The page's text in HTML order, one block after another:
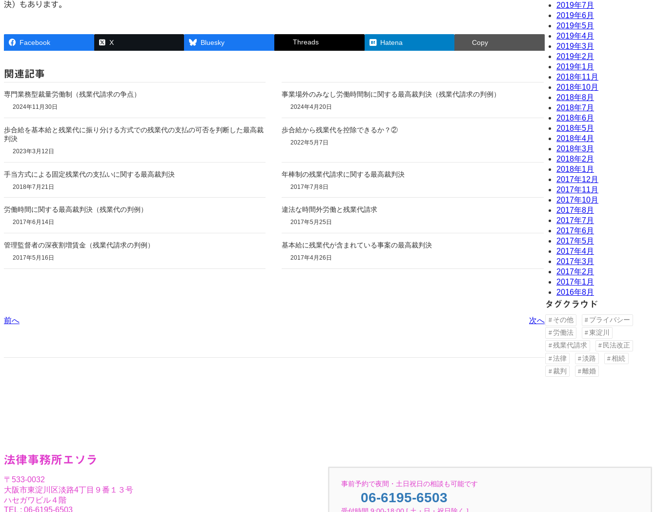
決）もあります。
Facebook X Bluesky Threads Hatena Copy
関連記事
専門業務型裁量労働制（残業代請求の争点）
2024年11月30日
事業場外のみなし労働時間制に関する最高裁判決（残業代請求の判例）
2024年4月20日
歩合給を基本給と残業代に振り分ける方式での残業代の支払の可否を判断した最高裁
判決
2023年3月12日
歩合給から残業代を控除できるか？②
2022年5月7日
手当方式による固定残業代の支払いに関する最高裁判決
2018年7月21日
年棒制の残業代請求に関する最高裁判決
2017年7月8日
労働時間に関する最高裁判決（残業代の判例）
2017年6月14日
違法な時間外労働と残業代請求
2017年5月25日
管理監督者の深夜割増賃金（残業代請求の判例）
2017年5月16日
基本給に残業代が含まれている事案の最高裁判決
2017年4月26日
前へ 次へ
2019年7月
2019年6月
2019年5月
2019年4月
2019年3月
2019年2月
2019年1月
2018年11月
2018年10月
2018年8月
2018年7月
2018年6月
2018年5月
2018年4月
2018年3月
2018年2月
2018年1月
2017年12月
2017年11月
2017年10月
2017年8月
2017年7月
2017年6月
2017年5月
2017年4月
2017年3月
2017年2月
2017年1月
2016年8月
タグクラウド
その他
プライバシー
労働法
東淀川
残業代請求
民法改正
法律
淡路
相続
裁判
離婚
法律事務所エソラ
〒533-0032
大阪市東淀川区淡路4丁目９番１３号
ハセガワビル４階
TEL : 06-6195-6503
事前予約で夜間・土日祝日の相談も可能です
06-6195-6503